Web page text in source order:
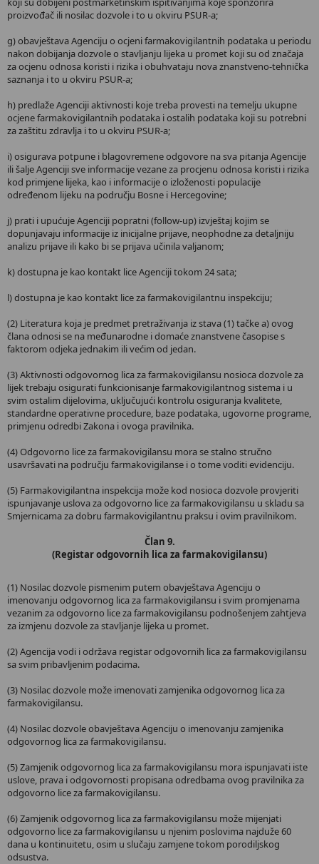
proizvođač ili nosilac dozvole i to u okviru PSUR-a;
g) obavještava Agenciju o ocjeni farmakovigilantnih podataka u periodu
nakon dobijanja dozvole o stavljanju lijeka u promet koji su od značaja
za ocjenu odnosa koristi i rizika i obuhvataju nova znanstveno-tehnička
saznanja i to u okviru PSUR-a;
h) predlaže Agenciji aktivnosti koje treba provesti na temelju ukupne
ocjene farmakovigilantnih podataka i ostalih podataka koji su potrebni
za zaštitu zdravlja i to u okviru PSUR-a;
i) osigurava potpune i blagovremene odgovore na sva pitanja Agencije
ili šalje Agenciji sve informacije vezane za procjenu odnosa koristi i rizika
kod primjene lijeka, kao i informacije o izloženosti populacije
određenom lijeku na području Bosne i Hercegovine;
j) prati i upućuje Agenciji popratni (follow-up) izvještaj kojim se
dopunjavaju informacije iz inicijalne prijave, neophodne za detaljniju
analizu prijave ili kako bi se prijava učinila valjanom;
k) dostupna je kao kontakt lice Agenciji tokom 24 sata;
l) dostupna je kao kontakt lice za farmakovigilantnu inspekciju;
(2) Literatura koja je predmet pretraživanja iz stava (1) tačke a) ovog
člana odnosi se na međunarodne i domaće znanstvene časopise s
faktorom odjeka jednakim ili većim od jedan.
(3) Aktivnosti odgovornog lica za farmakovigilansu nosioca dozvole za
lijek trebaju osigurati funkcionisanje farmakovigilantnog sistema i u
svim ostalim dijelovima, uključujući kontrolu osiguranja kvalitete,
standardne operativne procedure, baze podataka, ugovorne programe,
primjenu odredbi Zakona i ovoga pravilnika.
(4) Odgovorno lice za farmakovigilansu mora se stalno stručno
usavršavati na području farmakovigilanse i o tome voditi evidenciju.
(5) Farmakovigilantna inspekcija može kod nosioca dozvole provjeriti
ispunjavanje uslova za odgovorno lice za farmakovigilansu u skladu sa
Smjernicama za dobru farmakovigilantnu praksu i ovim pravilnikom.
Član 9.
(Registar odgovornih lica za farmakovigilansu)
(1) Nosilac dozvole pismenim putem obavještava Agenciju o
imenovanju odgovornog lica za farmakovigilansu i svim promjenama
vezanim za odgovorno lice za farmakovigilansu podnošenjem zahtjeva
za izmjenu dozvole za stavljanje lijeka u promet.
(2) Agencija vodi i održava registar odgovornih lica za farmakovigilansu
sa svim pribavljenim podacima.
(3) Nosilac dozvole može imenovati zamjenika odgovornog lica za
farmakovigilansu.
(4) Nosilac dozvole obavještava Agenciju o imenovanju zamjenika
odgovornog lica za farmakovigilansu.
(5) Zamjenik odgovornog lica za farmakovigilansu mora ispunjavati iste
uslove, prava i odgovornosti propisana odredbama ovog pravilnika za
odgovorno lice za farmakovigilansu.
(6) Zamjenik odgovornog lica za farmakovigilansu može mijenjati
odgovorno lice za farmakovigilansu u njenim poslovima najduže 60
dana u kontinuitetu, osim u slučaju zamjene tokom porodiljskog
odsustva.